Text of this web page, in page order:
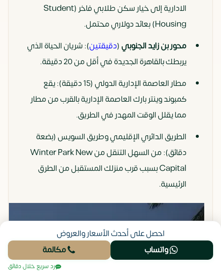
الادارية إلى خيار سكن طلابي فاخر (Student
Housing) بعائد دولاري محتمل.
محور بن زايد الجنوبي(دقيقتين): شريان الحياة الذي
يربطك بالقاهرة الجديدة في أقل من 20 دقيقة.
مطار العاصمة الإدارية الدولي (15 دقيقة): يقع
كمبوند وينتر بارك العاصمة الإدارية بالقرب من مطار
مما يقلل الوقت المهدر في الطريق.
الطريق الدائري الإقليمي وطريق السويس (بضعة
دقائق): من السهل التنقل من Winter Park New
Capital بسبب قرب منزلك المستقبل من الطرق
الرئيسية.
احصل على أحدث الأسعار والعروض
واتساب
مكالمة
رد سريع خلال دقائق